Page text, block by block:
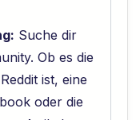
Suche dir
Ob es die
ist, eine
oder die